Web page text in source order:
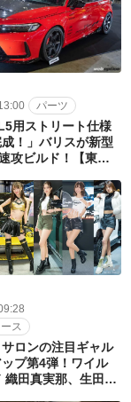
パーツ
用ストリート仕様
！」バリスが新型
攻ビルド！【東京
ス
ロンの注目ギャル
プ第4弾！ワイル
織田真実那、生田ち